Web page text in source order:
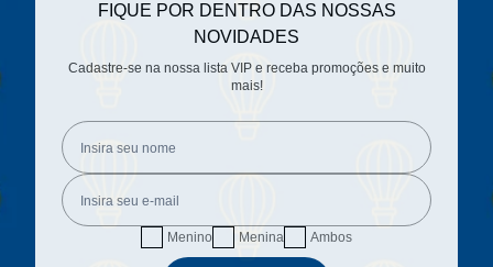
FIQUE POR DENTRO DAS NOSSAS
NOVIDADES
Cadastre-se na nossa lista VIP e receba promoções e muito
mais!
Menino Menina Ambos